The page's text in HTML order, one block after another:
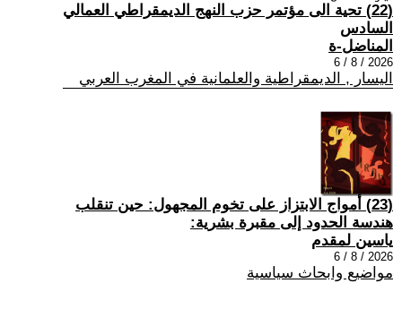
(22) تحية الى مؤتمر حزب النهج الديمقراطي العمالي
السادس
المناضل-ة
2026 / 8 / 6
اليسار , الديمقراطية والعلمانية في المغرب العربي
(23) أمواج الابتزاز على تخوم المجهول: حين تنقلب
هندسة الحدود إلى مقبرة بشرية:
ياسين لمقدم
2026 / 8 / 6
مواضيع وابحاث سياسية